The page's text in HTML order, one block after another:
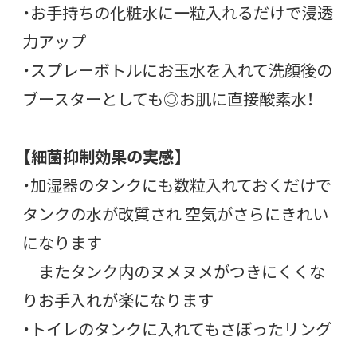
・お手持ちの化粧水に一粒入れるだけで浸透
力アップ
・スプレーボトルにお玉水を入れて洗顔後の
ブースターとしても◎お肌に直接酸素水！
【細菌抑制効果の実感】
・加湿器のタンクにも数粒入れておくだけで
タンクの水が改質され 空気がさらにきれい
になります
またタンク内のヌメヌメがつきにくくな
りお手入れが楽になります
・トイレのタンクに入れてもさぼったリング